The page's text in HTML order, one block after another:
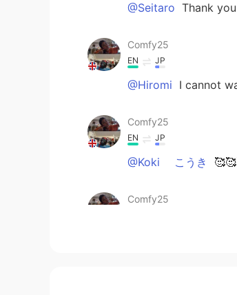
@Seitaro Thank
Comfy25
EN JP
@Hiromi I cannot
Comfy25
EN JP
@Koki こうき
Comfy25